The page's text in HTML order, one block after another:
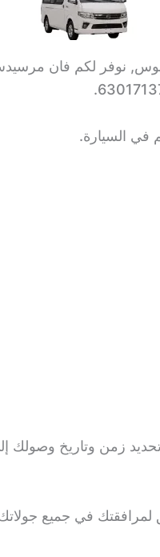
في السيارة.
زمن وتاريخ وصولك
في جميع جولاتك